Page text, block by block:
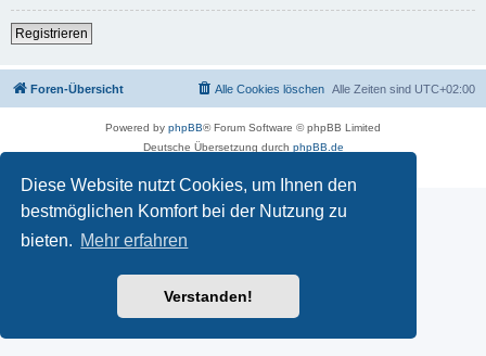
Diese Website nutzt Cookies, um Ihnen den
bestmöglichen Komfort bei der Nutzung zu
bieten. Mehr erfahren
Verstanden!
Registrieren
Foren-Übersicht Alle Zeiten sind UTC+02:00
Alle Cookies löschen
Powered by phpBB® Forum Software © phpBB Limited
Deutsche Übersetzung durch phpBB.de